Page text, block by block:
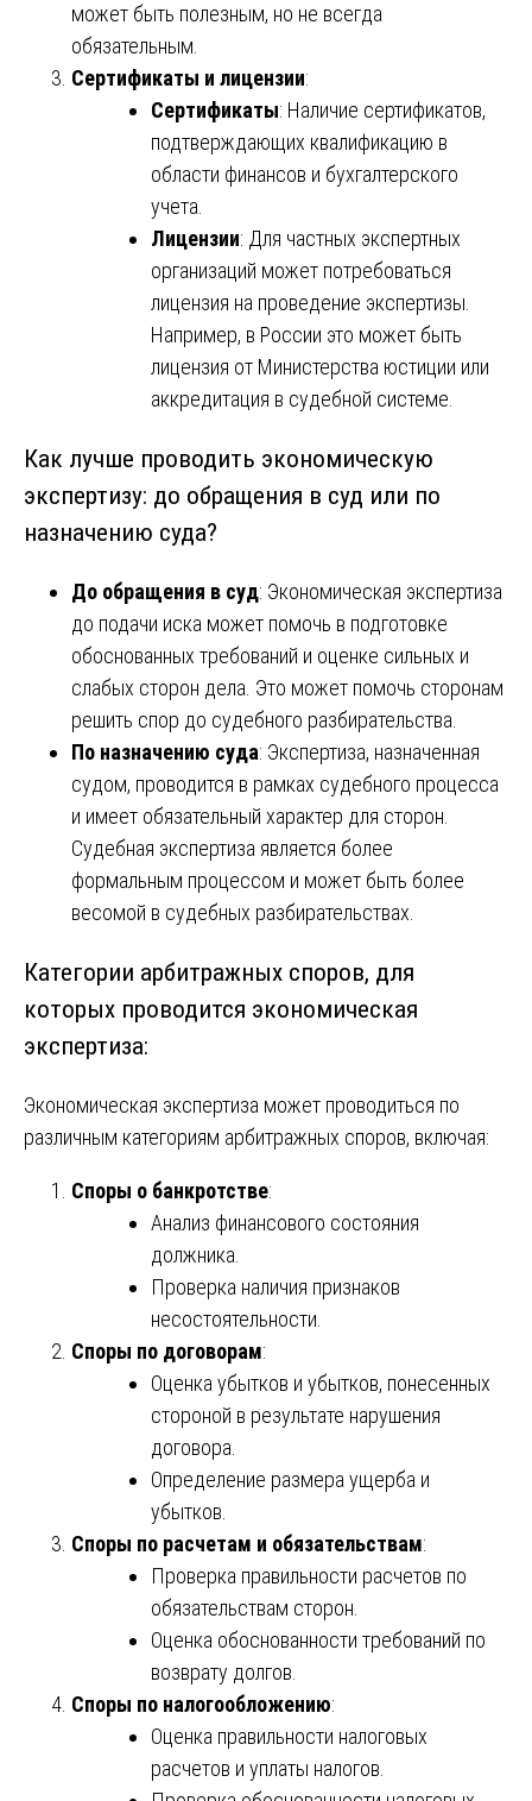
может быть полезным, но не всегда
обязательным.
Сертификаты и лицензии:
Сертификаты: Наличие сертификатов,
подтверждающих квалификацию в
области финансов и бухгалтерского
учета.
Лицензии: Для частных экспертных
организаций может потребоваться
лицензия на проведение экспертизы.
Например, в России это может быть
лицензия от Министерства юстиции или
аккредитация в судебной системе.
Как лучше проводить экономическую
экспертизу: до обращения в суд или по
назначению суда?
До обращения в суд: Экономическая экспертиза
до подачи иска может помочь в подготовке
обоснованных требований и оценке сильных и
слабых сторон дела. Это может помочь сторонам
решить спор до судебного разбирательства.
По назначению суда: Экспертиза, назначенная
судом, проводится в рамках судебного процесса
и имеет обязательный характер для сторон.
Судебная экспертиза является более
формальным процессом и может быть более
весомой в судебных разбирательствах.
Категории арбитражных споров, для
которых проводится экономическая
экспертиза:
Экономическая экспертиза может проводиться по
различным категориям арбитражных споров, включая:
Споры о банкротстве:
Анализ финансового состояния
должника.
Проверка наличия признаков
несостоятельности.
Споры по договорам:
Оценка убытков и убытков, понесенных
стороной в результате нарушения
договора.
Определение размера ущерба и
убытков.
Споры по расчетам и обязательствам:
Проверка правильности расчетов по
обязательствам сторон.
Оценка обоснованности требований по
возврату долгов.
Споры по налогообложению:
Оценка правильности налоговых
расчетов и уплаты налогов.